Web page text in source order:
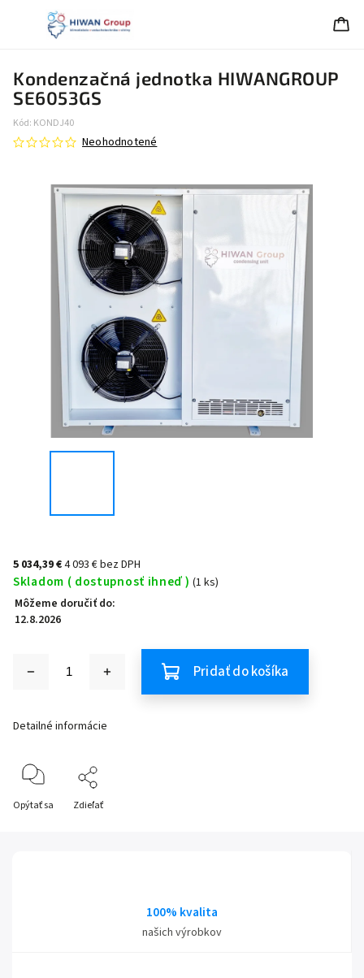
Kondenzačná jednotka HIWANGROUP
SE6053GS
Kód: KONDJ40
Neohodnotené
5 034,39 €4 093 € bez DPH
Skladom ( dostupnosť ihneď ) (1 ks)
Môžeme doručiť do:
12.8.2026
Pridať do košíka
Detailné informácie
Opýtať sa Zdieľať
100% kvalita
našich výrobkov